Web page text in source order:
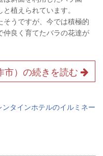
植えられています。
うですが、今では積極的
仲良く育てたバラの花達が
市）の続きを読む
タインホテルのイルミネー